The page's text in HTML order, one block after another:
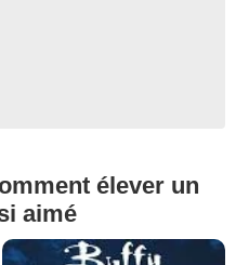
élever un
aimé